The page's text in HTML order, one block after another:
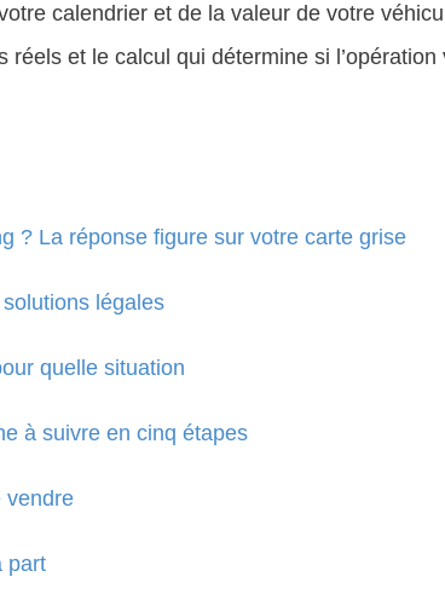
calendrier et de la valeur de votre
et le calcul qui détermine si l’opération
? La réponse figure sur votre carte grise
légales
quelle situation
à suivre en cinq étapes
vendre
part